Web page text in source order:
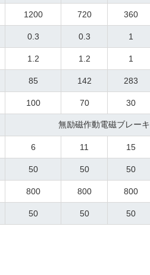
1200 720 360
0.3 0.3 1
1.2 1.2 1
85 142 283
100 70 30
無励磁作動電磁ブレーキ
6 11 15
50 50 50
800 800 800
50 50 50